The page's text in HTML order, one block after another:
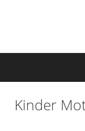
Kinder